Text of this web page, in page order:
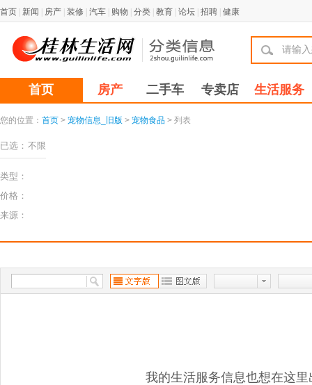
首页 新闻 房产 装修 汽车 购物 分类 教育 论坛 招聘 健康
首页 房产 二手车 专卖店 生活服务
您的位置： 首页 > 宠物信息_旧版 > 宠物食品 > 列表
已选： 不限
类型：
价格：
来源：
我的生活服务信息也想在这里